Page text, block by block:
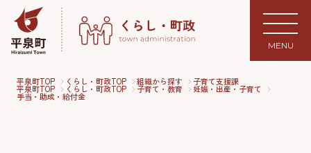
MENU
平泉町TOP くらし・町政TOP 組織から探す 子育て支援課
平泉町TOP くらし・町政TOP 子育て・教育 妊娠・出産・子育て
手当・助成・給付金